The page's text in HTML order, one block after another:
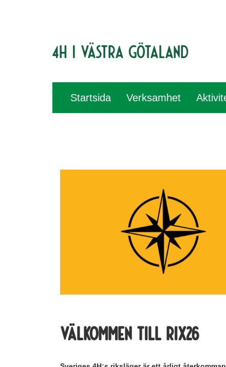
4H i Västra Götaland
Startsida Verksamhet
Välkommen till RIX26